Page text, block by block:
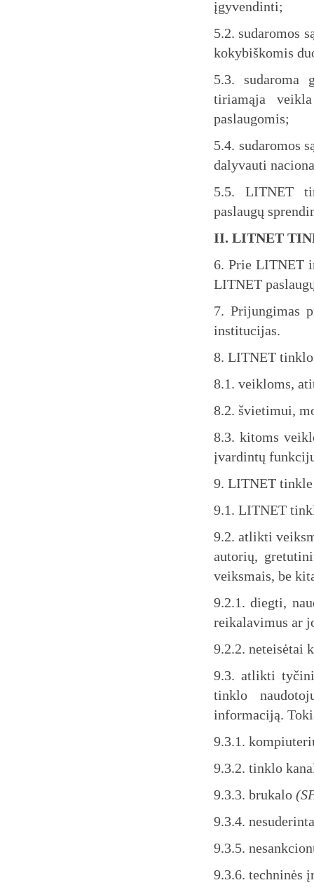
įgyvendinti;
5.2. sudaromos
kokybiškomis
5.3. sudaroma
tiriamąja
paslaugomis;
5.4. sudaromos
dalyvauti
5.5. LITNET
paslaugų
II. LITNET
6. Prie LITNET
LITNET
7. Prijungimas
institucijas.
8. LITNET tinklo
8.1. veikloms,
8.2. švietimui,
8.3. kitoms
įvardintų
9. LITNET tinkle
9.1. LITNET
9.2. atlikti
autorių,
veiksmais, be
9.2.1. diegti,
reikalavimus ar
9.2.2. neteisėtai
9.3. atlikti
tinklo
informaciją.
9.3.1.
9.3.2. tinklo
9.3.3. brukalo
9.3.4.
9.3.5.
9.3.6. techninės